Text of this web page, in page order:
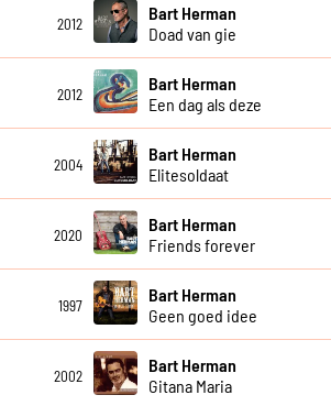
2012
Bart Herman
Doad van gie
2012
Bart Herman
Een dag als deze
2004
Bart Herman
Elitesoldaat
2020
Bart Herman
Friends forever
1997
Bart Herman
Geen goed idee
2002
Bart Herman
Gitana Maria